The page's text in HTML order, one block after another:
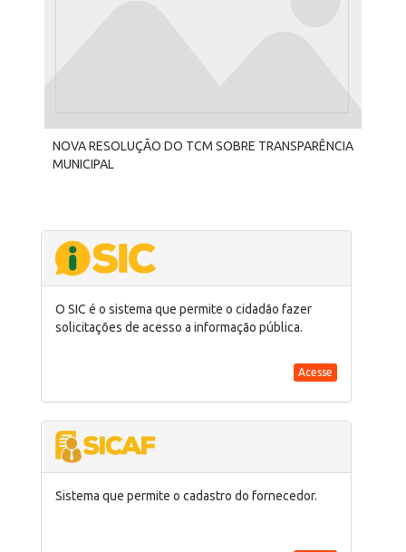
NOVA RESOLUÇÃO DO TCM SOBRE TRANSPARÊNCIA
MUNICIPAL
O SIC é o sistema que permite o cidadão fazer
solicitações de acesso a informação pública.
Acesse
Sistema que permite o cadastro do fornecedor.